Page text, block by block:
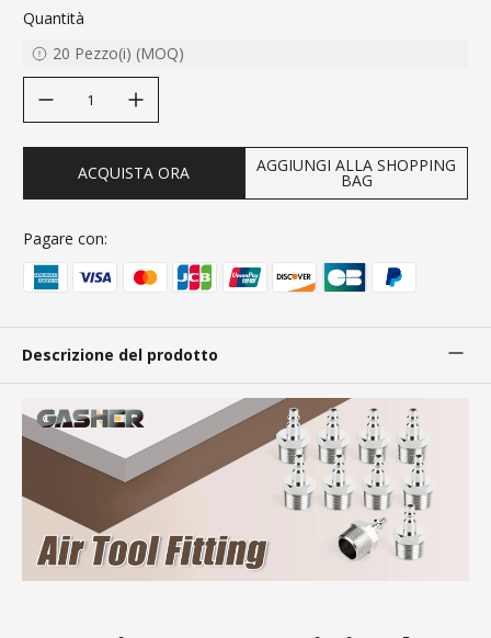
Quantità
20 Pezzo(i) (MOQ)
ACQUISTA ORA AGGIUNGI ALLA SHOPPING
BAG
Pagare con:
Descrizione del prodotto